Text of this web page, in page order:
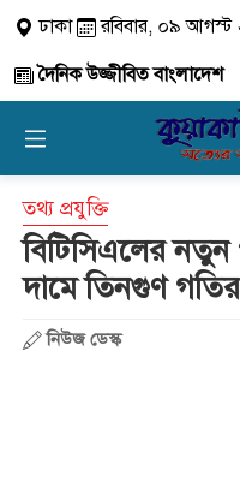
ঢাকা
রবিবার, ০৯
দৈনিক উজ্জীবিত বাংলাদেশ
তথ্য প্রযুক্তি
বিটিসিএলের
দামে তিনগুণ
নিউজ ডেস্ক